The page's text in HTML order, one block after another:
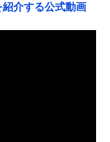
介する公式動画